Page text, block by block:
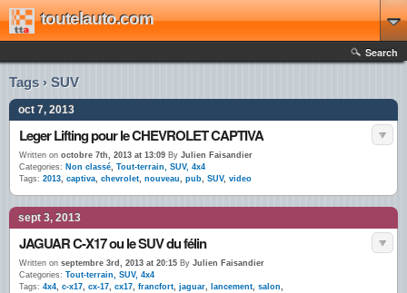
toutelauto.com
Search
Tags › SUV
oct 7, 2013
Leger Lifting pour le CHEVROLET CAPTIVA
Written on octobre 7th, 2013 at 13:09 By Julien Faisandier
Categories: Non classé, Tout-terrain, SUV, 4x4
Tags: 2013, captiva, chevrolet, nouveau, pub, SUV, video
sept 3, 2013
JAGUAR C-X17 ou le SUV du félin
Written on septembre 3rd, 2013 at 20:15 By Julien Faisandier
Categories: Tout-terrain, SUV, 4x4
Tags: 4x4, c-x17, cx-17, cx17, francfort, jaguar, lancement, salon,